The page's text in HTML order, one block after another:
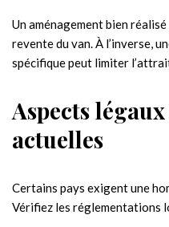
Un aménagement bien
revente du van. À l’inverse,
spécifique peut limiter
Aspects
actuelles
Certains pays exigent une
Vérifiez les réglementations